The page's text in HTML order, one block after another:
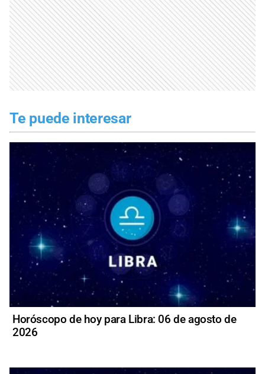
Te puede interesar
Horóscopo de hoy para Libra: 06 de agosto de
2026